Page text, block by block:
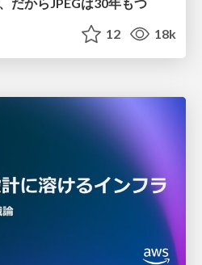
12 18k